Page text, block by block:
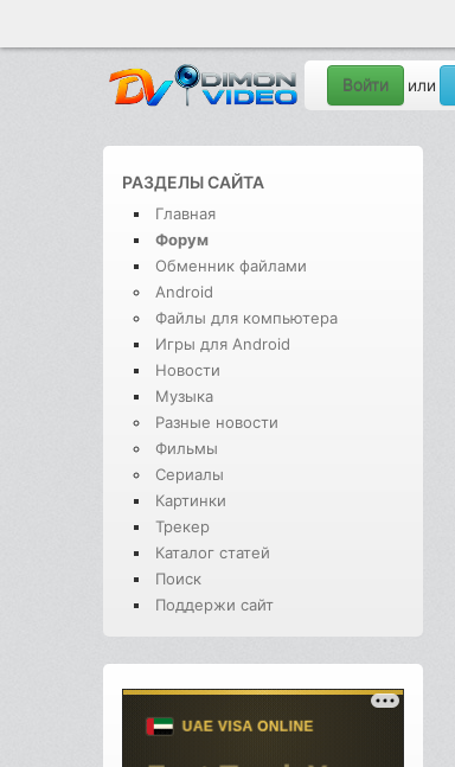
Войти или
РАЗДЕЛЫ САЙТА
Главная
Форум
Обменник файлами
Android
Файлы для компьютера
Игры для Android
Новости
Музыка
Разные новости
Фильмы
Сериалы
Картинки
Трекер
Каталог статей
Поиск
Поддержи сайт